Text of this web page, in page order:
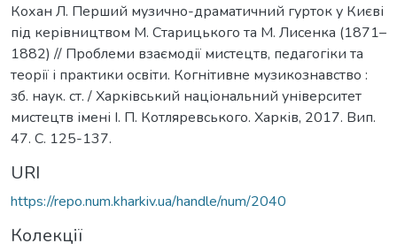
Кохан Л. Перший музично-драматичний гурток у Києві
під керівництвом М. Старицького та М. Лисенка (1871–
1882) // Проблеми взаємодії мистецтв, педагогіки та
теорії і практики освіти. Когнітивне музикознавство :
зб. наук. ст. / Харківський національний університет
мистецтв імені І. П. Котляревського. Харків, 2017. Вип.
47. С. 125-137.
URI
https://repo.num.kharkiv.ua/handle/num/2040
Колекції